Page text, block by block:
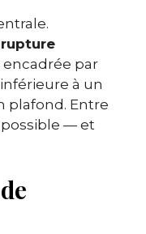
encadrée par
à un
plafond. Entre
— et